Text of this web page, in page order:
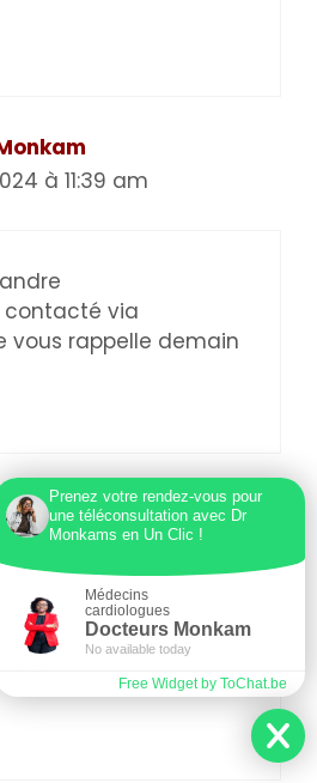
à 11:39 am
contacté via
vous rappelle demain
à 10:11 pm
Prenez votre rendez-vous pour
une téléconsultation avec Dr
Monkams en Un Clic !
Médecins
cardiologues
Docteurs Monkam
No available today
Free Widget by ToChat.be